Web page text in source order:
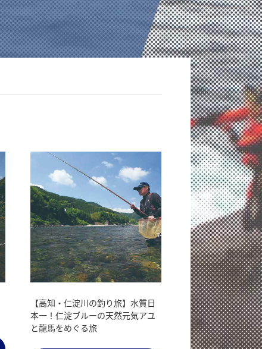
大物も数も狙える注目エリア・大
分のカワハギ釣り
【高知・仁淀川の釣り旅】水質日
本一！仁淀ブルーの天然元気アユ
と龍馬をめぐる旅